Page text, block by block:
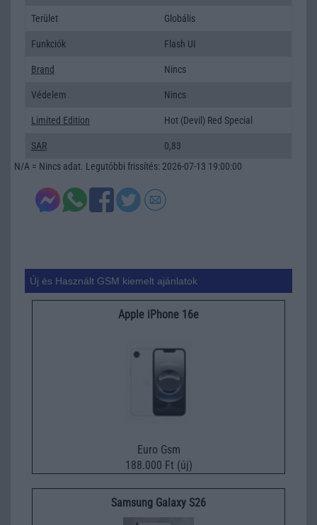
Terület Globális
Funkciók Flash UI
Brand Nincs
Védelem Nincs
Limited Edition Hot (Devil) Red Special
SAR
0,83
N/A = Nincs adat. Legutóbbi frissítés: 2026-07-13 19:00:00
Új és Használt GSM kiemelt ajánlatok
Apple iPhone 16e
Euro Gsm
188.000 Ft (új)
Samsung Galaxy S26